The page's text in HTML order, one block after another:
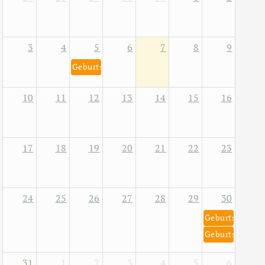
3 4 5
Geburtstag von Helene Fischer 5. August 1984
6 7 8 9
10 11 12 13 14 15 16
17 18 19 20 21 22 23
24 25 26 27 28 29 30
Geburtstag
Geburtstag